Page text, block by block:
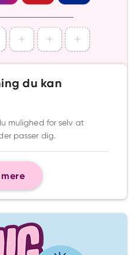
du kan
mulighed for selv at
passer dig.